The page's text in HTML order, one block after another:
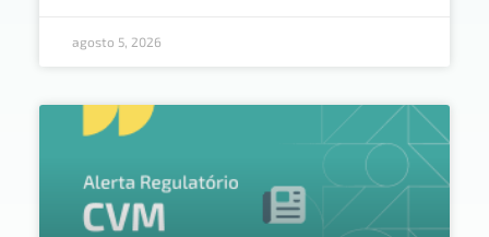
agosto 5, 2026